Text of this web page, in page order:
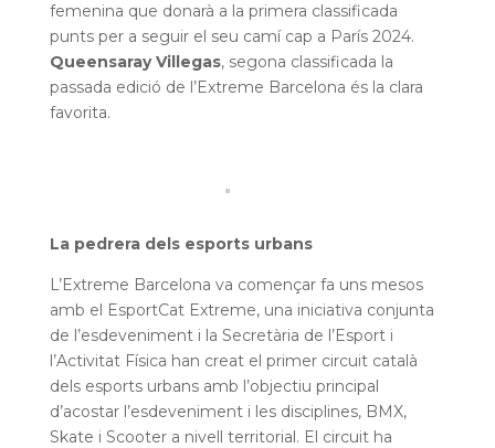
femenina que donarà a la primera classificada
punts per a seguir el seu camí cap a París 2024.
Queensaray Villegas, segona classificada la
passada edició de l’Extreme Barcelona és la clara
favorita.
La pedrera dels esports urbans
L’Extreme Barcelona va començar fa uns mesos
amb el EsportCat Extreme, una iniciativa conjunta
de l’esdeveniment i la Secretària de l’Esport i
l’Activitat Física han creat el primer circuit català
dels esports urbans amb l’objectiu principal
d’acostar l’esdeveniment i les disciplines, BMX,
Skate i Scooter a nivell territorial. El circuit ha